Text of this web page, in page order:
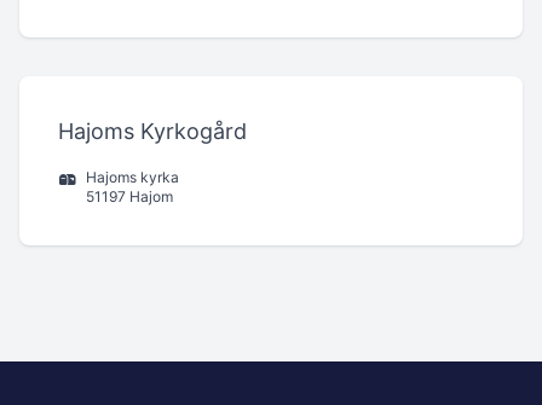
Hajoms Kyrkogård
Hajoms kyrka
51197 Hajom